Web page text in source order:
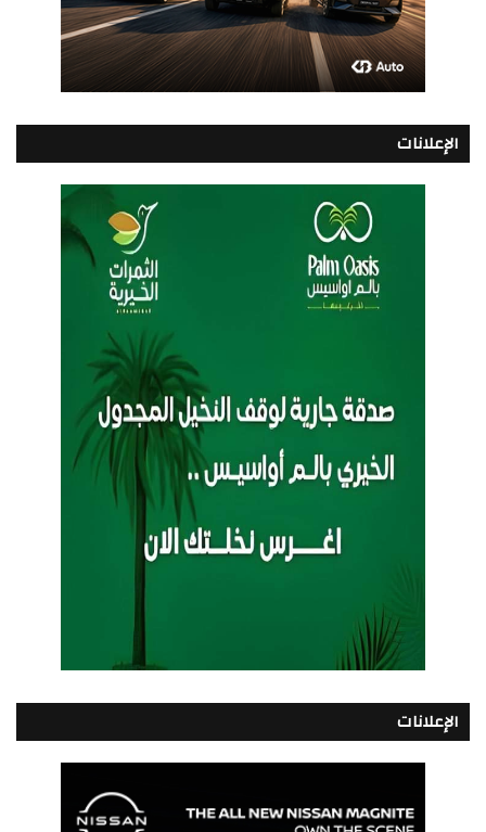
الإعلانات
الإعلانات